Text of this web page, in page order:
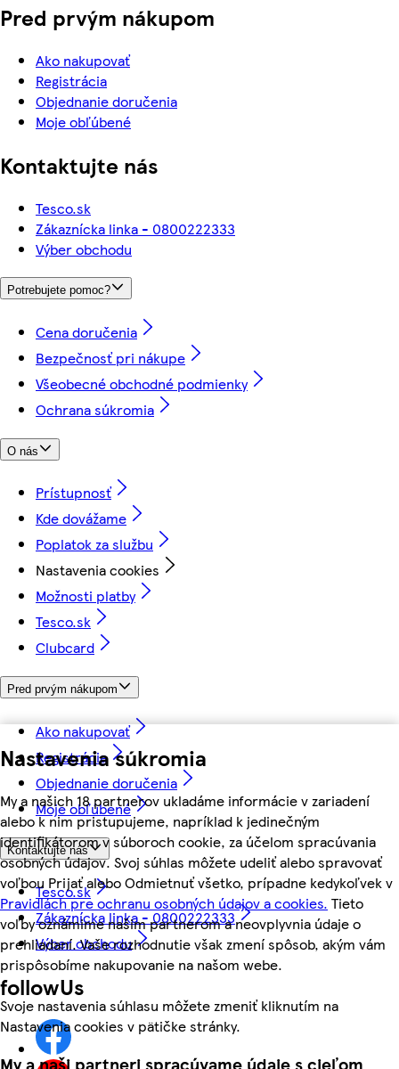
Nastavenia súkromia
My a našich 18 partnerov ukladáme informácie v zariadení
alebo k nim pristupujeme, napríklad k jedinečným
identifikátorom v súboroch cookie, za účelom spracúvania
osobných údajov. Svoj súhlas môžete udeliť alebo spravovať
voľbou Prijať alebo Odmietnuť všetko, prípadne kedykoľvek v
Pravidlách pre ochranu osobných údajov a cookies. Tieto
voľby oznámime našim partnerom a neovplyvnia údaje o
prehliadaní. Vaše rozhodnutie však zmení spôsob, akým vám
prispôsobíme nakupovanie na našom webe.
Svoje nastavenia súhlasu môžete zmeniť kliknutím na
Nastavenia cookies v pätičke stránky.
Pred prvým nákupom
Ako nakupovať
Registrácia
Objednanie doručenia
Moje obľúbené
Kontaktujte nás
Tesco.sk
Zákaznícka linka - 0800222333
Výber obchodu
Potrebujete pomoc?
Cena doručenia
Bezpečnosť pri nákupe
Všeobecné obchodné podmienky
Ochrana súkromia
O nás
Prístupnosť
Kde dovážame
Poplatok za službu
Nastavenia cookies
Možnosti platby
Tesco.sk
Clubcard
Pred prvým nákupom
Ako nakupovať
Registrácia
Objednanie doručenia
Moje obľúbené
Kontaktujte nás
Tesco.sk
Zákaznícka linka - 0800222333
Výber obchodu
followUs